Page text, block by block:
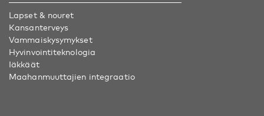
Lapset & nouret
Kansanterveys
Vammaiskysymykset
Hyvinvointiteknologia
Iäkkäät
Maahanmuuttajien integraatio